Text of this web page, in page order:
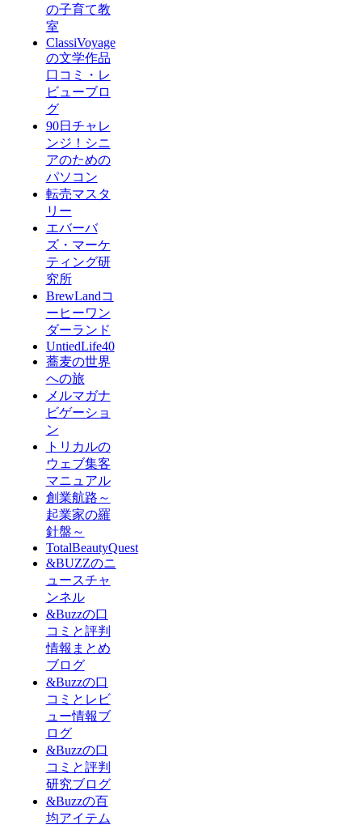
の子育て教
室
ClassiVoyage
の文学作品
口コミ・レ
ビューブロ
グ
90日チャレ
ンジ！シニ
アのための
パソコン
転売マスタ
リー
エバーバ
ズ・マーケ
ティング研
究所
BrewLandコ
ーヒーワン
ダーランド
UntiedLife40
蕎麦の世界
への旅
メルマガナ
ビゲーショ
ン
トリカルの
ウェブ集客
マニュアル
創業航路～
起業家の羅
針盤～
TotalBeautyQuest
&BUZZのニ
ュースチャ
ンネル
&Buzzの口
コミと評判
情報まとめ
ブログ
&Buzzの口
コミとレビ
ュー情報ブ
ログ
&Buzzの口
コミと評判
研究ブログ
&Buzzの百
均アイテム